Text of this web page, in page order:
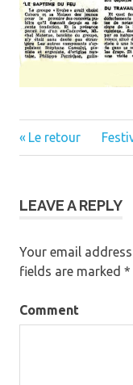
Post
Previous
Post:
Le retour
Next
Post:
LEAVE A REPLY
Your email
fields are marked *
Comment